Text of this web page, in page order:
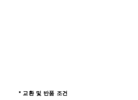
* 교환 및 반품 조건